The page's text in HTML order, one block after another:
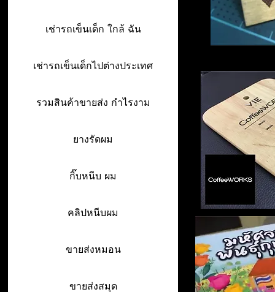
เช่ารถเข็นเด็ก ใกล้ ฉัน
เช่ารถเข็นเด็กไปต่างประเทศ
รวมสินค้าขายส่ง กำไรงาม
ยางรัดผม
กิ๊บหนีบ ผม
คลิปหนีบผม
ขายส่งหมอน
ขายส่งสมุด